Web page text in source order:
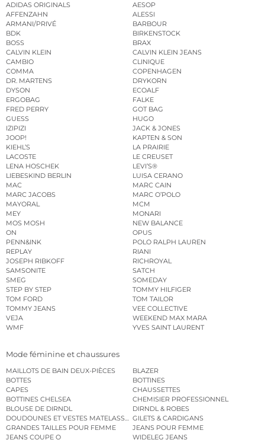
ADIDAS ORIGINALS
AESOP
AFFENZAHN
ALESSI
ARMANI/PRIVÉ
BARBOUR
BDK
BIRKENSTOCK
BOSS
BRAX
CALVIN KLEIN
CALVIN KLEIN JEANS
CAMBIO
CLINIQUE
COMMA
COPENHAGEN
DR. MARTENS
DRYKORN
DYSON
ECOALF
ERGOBAG
FALKE
FRED PERRY
GOT BAG
GUESS
HUGO
IZIPIZI
JACK & JONES
JOOP!
KAPTEN & SON
KIEHL’S
LA PRAIRIE
LACOSTE
LE CREUSET
LENA HOSCHEK
LEVI’S®
LIEBESKIND BERLIN
LUISA CERANO
MAC
MARC CAIN
MARC JACOBS
MARC O’POLO
MAYORAL
MCM
MEY
MONARI
MOS MOSH
NEW BALANCE
ON
OPUS
PENN&INK
POLO RALPH LAUREN
REPLAY
RIANI
JOSEPH RIBKOFF
RICHROYAL
SAMSONITE
SATCH
SMEG
SOMEDAY
STEP BY STEP
TOMMY HILFIGER
TOM FORD
TOM TAILOR
TOMMY JEANS
VEE COLLECTIVE
VEJA
WEEKEND MAX MARA
WMF
YVES SAINT LAURENT
Mode féminine et chaussures
MAILLOTS DE BAIN DEUX-PIÈCES
BLAZER
BOTTES
BOTTINES
CAPES
CHAUSSETTES
BOTTINES CHELSEA
CHEMISIER PROFESSIONNEL
BLOUSE DE DIRNDL
DIRNDL & ROBES
DOUDOUNES ET VESTES MATELASSÉESGILETS & CARDIGANS
GRANDES TAILLES POUR FEMME
JEANS POUR FEMME
JEANS COUPE O
WIDELEG JEANS